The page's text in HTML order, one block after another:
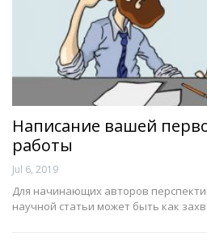
Написание вашей
работы
Jul 6, 2019
Для начинающих авторов
научной статьи может быть как